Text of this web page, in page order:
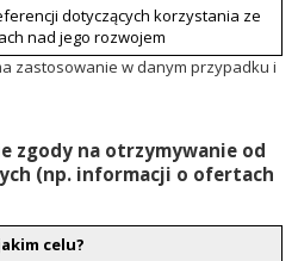
dotyczących korzystania ze
nad jego rozwojem
zastosowanie w danym przypadku i
zgody na otrzymywanie od
(np. informacji o ofertach
celu?